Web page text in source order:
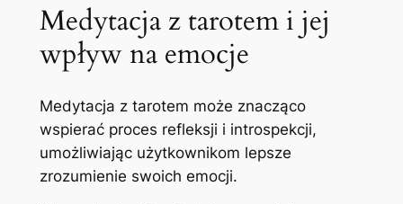
Medytacja z tarotem i jej
wpływ na emocje
Medytacja z tarotem może znacząco
wspierać proces refleksji i introspekcji,
umożliwiając użytkownikom lepsze
zrozumienie swoich emocji.